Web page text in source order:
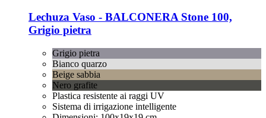
Lechuza Vaso -​ BALCONERA Stone 100,
Grigio pietra
Grigio pietra
Bianco quarzo
Beige sabbia
Nero grafite
Plastica resistente ai raggi UV
Sistema di irrigazione intelligente